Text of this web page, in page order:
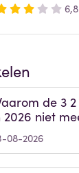
6,8
de 3
2026 niet
08-2026